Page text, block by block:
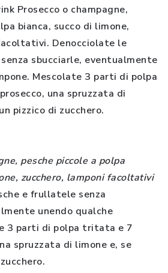
Prosecco o champagne,
bianca, succo di limone,
Denocciolate le
sbucciarle, eventualmente
Mescolate 3 parti di polpa
una spruzzata di
pizzico di zucchero.
pesche piccole a polpa
zucchero, lamponi facoltativi
e frullatele senza
unendo qualche
3 parti di polpa tritata e 7
spruzzata di limone e, se